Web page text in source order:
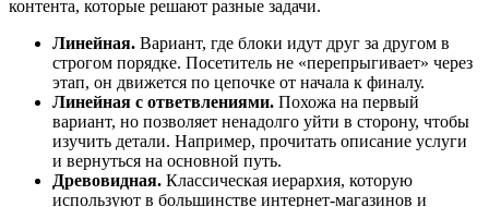
контента, которые решают разные задачи.
Линейная. Вариант, где блоки идут друг за другом в
строгом порядке. Посетитель не «перепрыгивает» через
этап, он движется по цепочке от начала к финалу.
Линейная с ответвлениями. Похожа на первый
вариант, но позволяет ненадолго уйти в сторону, чтобы
изучить детали. Например, прочитать описание услуги
и вернуться на основной путь.
Древовидная. Классическая иерархия, которую
используют в большинстве интернет-магазинов и